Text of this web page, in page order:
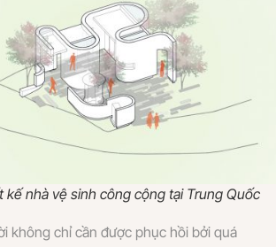
kế nhà vệ sinh công cộng tại Trung Quốc
không chỉ cần được phục hồi bởi quá